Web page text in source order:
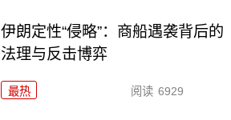
伊朗定性“侵略”：商船遇袭背后的
法理与反击博弈
最热 阅读 6929